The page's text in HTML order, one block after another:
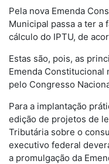
Pela nova Emenda
Municipal passa a ter a
cálculo do IPTU, de
Estas são, pois, as
Emenda Constitucional
pelo Congresso
Para a implantação
edição de projetos de
Tributária sobre o
executivo federal
a promulgação da